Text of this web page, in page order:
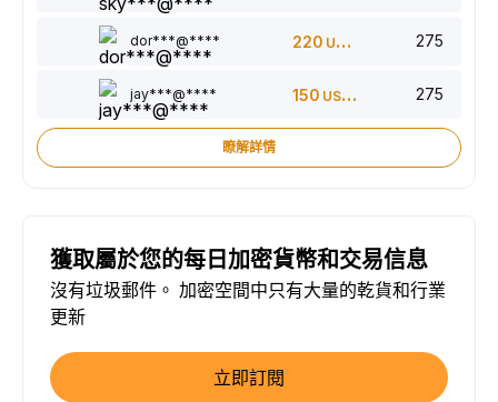
dor***@**** 220 USDT 275
jay***@**** 150 USDT 275
瞭解詳情
獲取屬於您的每日加密貨幣和交易信息
沒有垃圾郵件。 加密空間中只有大量的乾貨和行業
更新
立即訂閱